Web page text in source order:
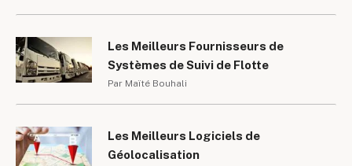
Les Meilleurs Fournisseurs de
Systèmes de Suivi de Flotte
Par Maïté Bouhali
Les Meilleurs Logiciels de
Géolocalisation